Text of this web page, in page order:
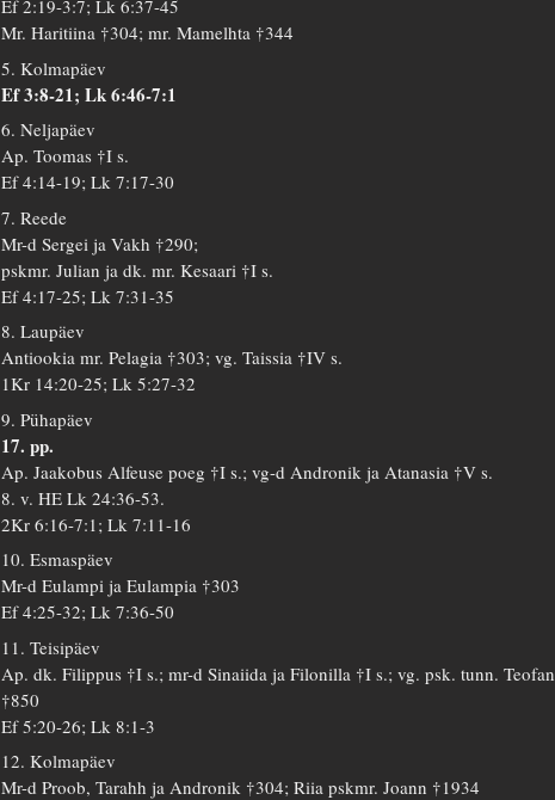
Ef 2:19-3:7; Lk 6:37-45
Mr. Haritiina †304; mr. Mamelhta †344
5. Kolmapäev
Ef 3:8-21; Lk 6:46-7:1
6. Neljapäev
Ap. Toomas †I s.
Ef 4:14-19; Lk 7:17-30
7. Reede
Mr-d Sergei ja Vakh †290;
pskmr. Julian ja dk. mr. Kesaari †I s.
Ef 4:17-25; Lk 7:31-35
8. Laupäev
Antiookia mr. Pelagia †303; vg. Taissia †IV s.
1Kr 14:20-25; Lk 5:27-32
9. Pühapäev
17. pp.
Ap. Jaakobus Alfeuse poeg †I s.; vg-d Andronik ja Atanasia †V s.
8. v. HE Lk 24:36-53.
2Kr 6:16-7:1; Lk 7:11-16
10. Esmaspäev
Mr-d Eulampi ja Eulampia †303
Ef 4:25-32; Lk 7:36-50
11. Teisipäev
Ap. dk. Filippus †I s.; mr-d Sinaiida ja Filonilla †I s.; vg. psk. tunn. Teofan
†850
Ef 5:20-26; Lk 8:1-3
12. Kolmapäev
Mr-d Proob, Tarahh ja Andronik †304; Riia pskmr. Joann †1934